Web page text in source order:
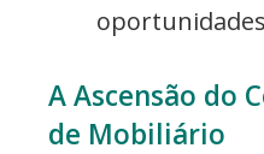
A Ascensão do
de Mobiliário